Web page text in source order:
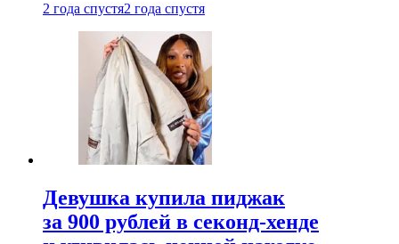
2 года спустя2 года спустя
Девушка купила пиджак
за 900 рублей в секонд-хенде